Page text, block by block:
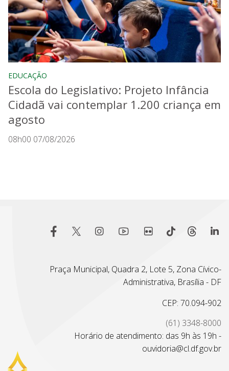
EDUCAÇÃO
Escola do Legislativo: Projeto Infância
Cidadã vai contemplar 1.200 criança em
agosto
08h00 07/08/2026
Praça Municipal, Quadra 2, Lote 5, Zona Cívico-
Administrativa, Brasília - DF
CEP: 70.094-902
(61) 3348-8000
Horário de atendimento: das 9h às 19h -
ouvidoria@cl.df.gov.br